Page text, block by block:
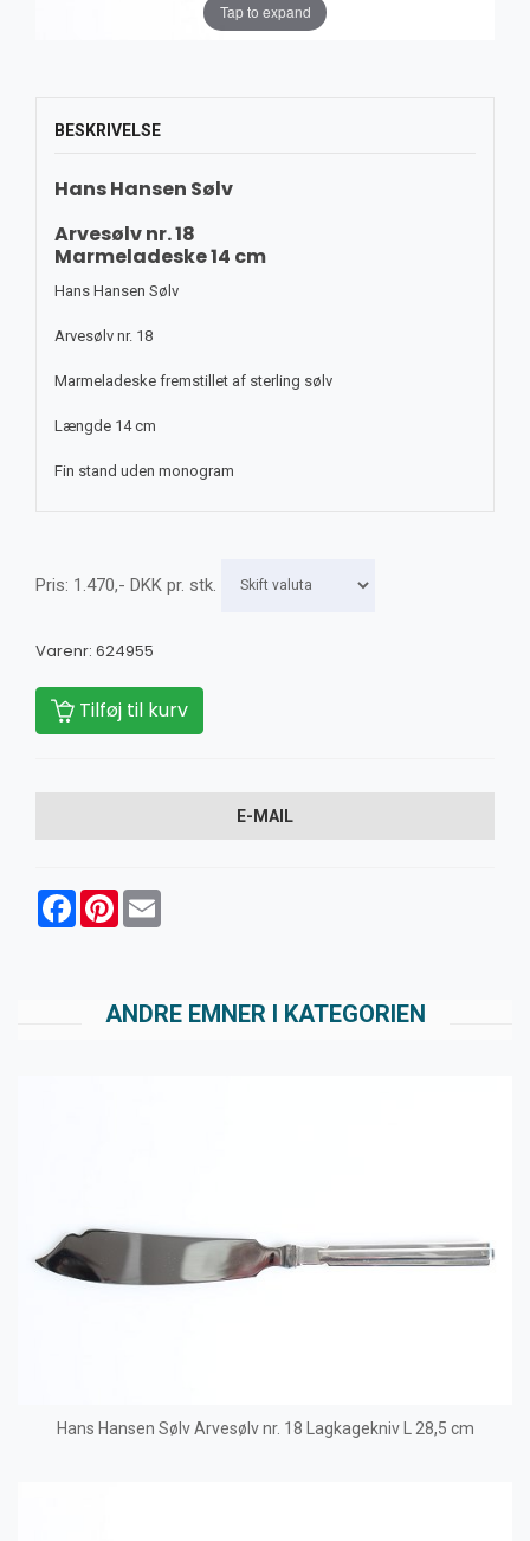
Tap to expand
BESKRIVELSE
Hans Hansen Sølv
Arvesølv nr. 18
Marmeladeske 14 cm
Hans Hansen Sølv
Arvesølv nr. 18
Marmeladeske fremstillet af sterling sølv
Længde 14 cm
Fin stand uden monogram
Pris: 1.470,- DKK pr. stk.
Varenr: 624955
Tilføj til kurv
E-MAIL
FacebookPinterest
ANDRE EMNER I KATEGORIEN
Hans Hansen Sølv Arvesølv nr. 18 Lagkagekniv L 28,5 cm